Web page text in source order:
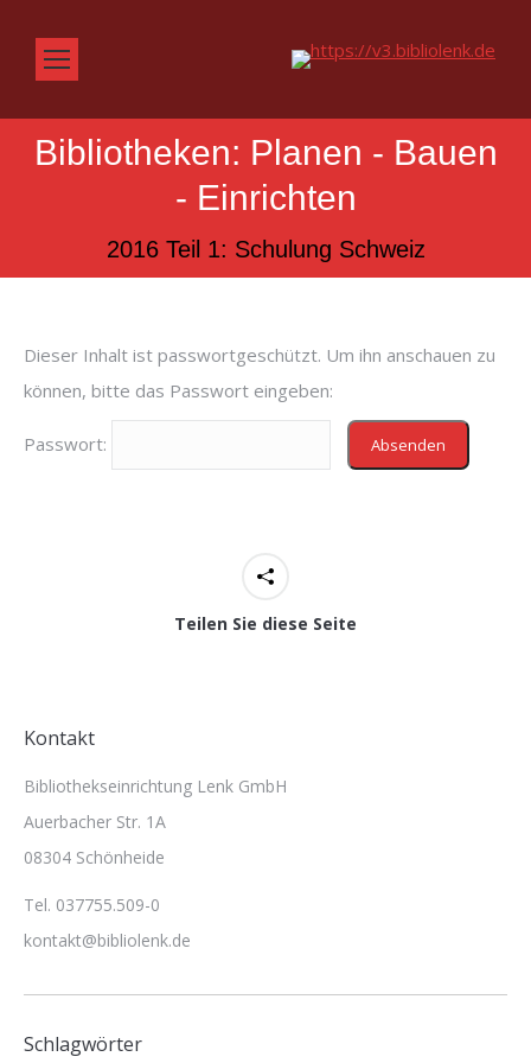
Bibliotheken: Planen - Bauen
- Einrichten
2016 Teil 1: Schulung Schweiz
Sie befinden sich hier:
Dieser Inhalt ist passwortgeschützt. Um ihn anschauen zu
können, bitte das Passwort eingeben:
Passwort:
Teilen Sie diese Seite
Kontakt
Bibliothekseinrichtung Lenk GmbH
Auerbacher Str. 1A
08304 Schönheide
Tel. 037755.509-0
kontakt@bibliolenk.de
Schlagwörter